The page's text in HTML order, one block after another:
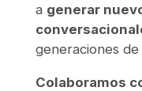
a generar
generaciones
Colaboramos